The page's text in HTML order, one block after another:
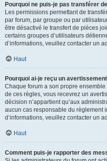
Pourquoi ne puis-je pas transférer
Les permissions permettant de
par forum, par groupe ou par
être désactivé le transfert de pièces
certains groupes d’utilisateurs
d’informations, veuillez contacter un
Haut
Pourquoi ai-je reçu un
Chaque forum a son propre
de ces règles, vous recevrez un
décision n’appartient qu’aux
aucun cas responsable du règlement
d’informations, veuillez contacter un
Haut
Comment puis-je rapporter des